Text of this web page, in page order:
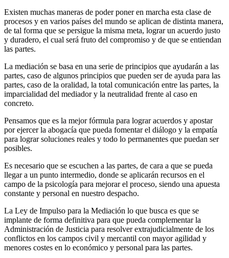
Existen muchas maneras de poder poner en marcha esta clase de
procesos y en varios países del mundo se aplican de distinta manera,
de tal forma que se persigue la misma meta, lograr un acuerdo justo
y duradero, el cual será fruto del compromiso y de que se entiendan
las partes.
La mediación se basa en una serie de principios que ayudarán a las
partes, caso de algunos principios que pueden ser de ayuda para las
partes, caso de la oralidad, la total comunicación entre las partes, la
imparcialidad del mediador y la neutralidad frente al caso en
concreto.
Pensamos que es la mejor fórmula para lograr acuerdos y apostar
por ejercer la abogacía que pueda fomentar el diálogo y la empatía
para lograr soluciones reales y todo lo permanentes que puedan ser
posibles.
Es necesario que se escuchen a las partes, de cara a que se pueda
llegar a un punto intermedio, donde se aplicarán recursos en el
campo de la psicología para mejorar el proceso, siendo una apuesta
constante y personal en nuestro despacho.
La Ley de Impulso para la Mediación lo que busca es que se
implante de forma definitiva para que pueda complementar la
Administración de Justicia para resolver extrajudicialmente de los
conflictos en los campos civil y mercantil con mayor agilidad y
menores costes en lo económico y personal para las partes.